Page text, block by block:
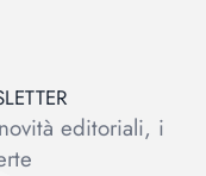
editoriali, i